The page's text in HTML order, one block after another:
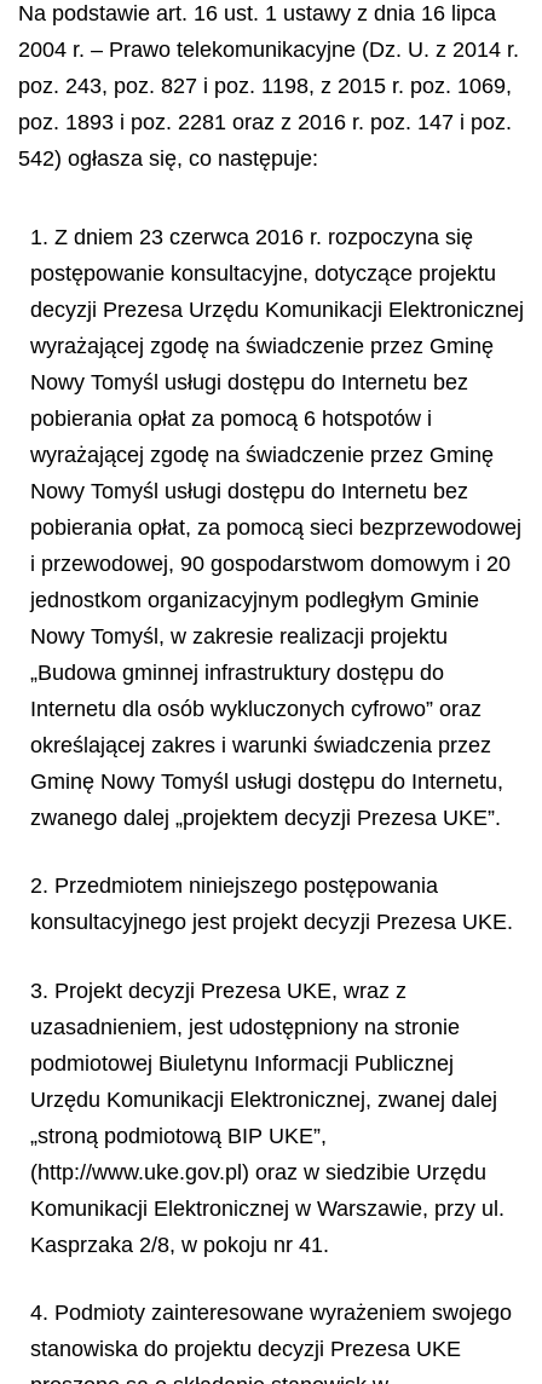
Na podstawie art. 16 ust. 1 ustawy z dnia 16 lipca
2004 r. – Prawo telekomunikacyjne (Dz. U. z 2014 r.
poz. 243, poz. 827 i poz. 1198, z 2015 r. poz. 1069,
poz. 1893 i poz. 2281 oraz z 2016 r. poz. 147 i poz.
542) ogłasza się, co następuje:
1. Z dniem 23 czerwca 2016 r. rozpoczyna się
postępowanie konsultacyjne, dotyczące projektu
decyzji Prezesa Urzędu Komunikacji Elektronicznej
wyrażającej zgodę na świadczenie przez Gminę
Nowy Tomyśl usługi dostępu do Internetu bez
pobierania opłat za pomocą 6 hotspotów i
wyrażającej zgodę na świadczenie przez Gminę
Nowy Tomyśl usługi dostępu do Internetu bez
pobierania opłat, za pomocą sieci bezprzewodowej
i przewodowej, 90 gospodarstwom domowym i 20
jednostkom organizacyjnym podległym Gminie
Nowy Tomyśl, w zakresie realizacji projektu
„Budowa gminnej infrastruktury dostępu do
Internetu dla osób wykluczonych cyfrowo” oraz
określającej zakres i warunki świadczenia przez
Gminę Nowy Tomyśl usługi dostępu do Internetu,
zwanego dalej „projektem decyzji Prezesa UKE”.
2. Przedmiotem niniejszego postępowania
konsultacyjnego jest projekt decyzji Prezesa UKE.
3. Projekt decyzji Prezesa UKE, wraz z
uzasadnieniem, jest udostępniony na stronie
podmiotowej Biuletynu Informacji Publicznej
Urzędu Komunikacji Elektronicznej, zwanej dalej
„stroną podmiotową BIP UKE”,
(http://www.uke.gov.pl) oraz w siedzibie Urzędu
Komunikacji Elektronicznej w Warszawie, przy ul.
Kasprzaka 2/8, w pokoju nr 41.
4. Podmioty zainteresowane wyrażeniem swojego
stanowiska do projektu decyzji Prezesa UKE